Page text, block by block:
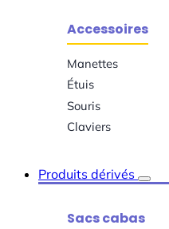
Accessoires
Manettes
Étuis
Souris
Claviers
Produits dérivés
Sacs cabas